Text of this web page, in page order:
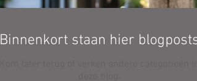
Binnenkort staan hier